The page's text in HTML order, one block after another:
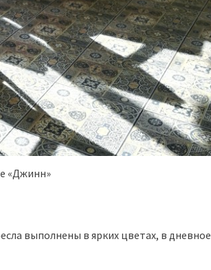
«Джинн»
выполнены в ярких цветах, в дневное